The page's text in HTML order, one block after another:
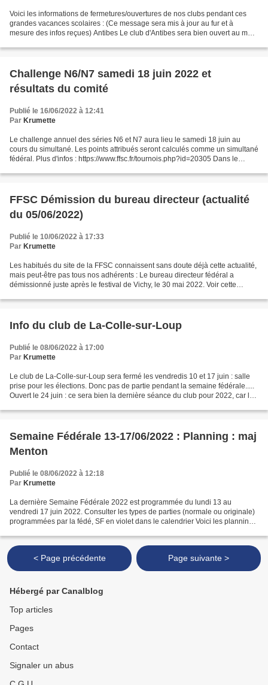
Voici les informations de fermetures/ouvertures de nos clubs pendant ces
grandes vacances scolaires : (Ce message sera mis à jour au fur et à
mesure des infos reçues) Antibes Le club d'Antibes sera bien ouvert au mois
Challenge N6/N7 samedi 18 juin 2022 et
résultats du comité
Publié le 16/06/2022 à 12:41
Par Krumette
Le challenge annuel des séries N6 et N7 aura lieu le samedi 18 juin au
cours du simultané. Les points attribués seront calculés comme un simultané
fédéral. Plus d'infos : https://www.ffsc.fr/tournois.php?id=20305 Dans le
FFSC Démission du bureau directeur (actualité
du 05/06/2022)
Publié le 10/06/2022 à 17:33
Par Krumette
Les habitués du site de la FFSC connaissent sans doute déjà cette actualité,
mais peut-être pas tous nos adhérents : Le bureau directeur fédéral a
démissionné juste après le festival de Vichy, le 30 mai 2022. Voir cette
Info du club de La-Colle-sur-Loup
Publié le 08/06/2022 à 17:00
Par Krumette
Le club de La-Colle-sur-Loup sera fermé les vendredis 10 et 17 juin : salle
prise pour les élections. Donc pas de partie pendant la semaine fédérale.....
Ouvert le 24 juin : ce sera bien la dernière séance du club pour 2022, car la
Semaine Fédérale 13-17/06/2022 : Planning : maj
Menton
Publié le 08/06/2022 à 12:18
Par Krumette
La dernière Semaine Fédérale 2022 est programmée du lundi 13 au
vendredi 17 juin 2022. Consulter les types de parties (normale ou originale)
programmées par la fédé, SF en violet dans le calendrier Voici les plannings
< Page précédente Page suivante >
Hébergé par Canalblog
Top articles
Pages
Contact
Signaler un abus